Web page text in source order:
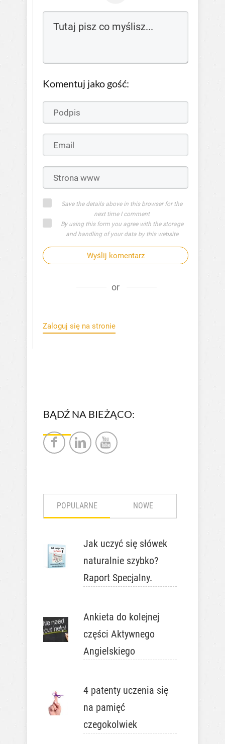
Komentuj jako gość:
Save the details above in this browser for the
next time I comment
By using this form you agree with the storage
and handling of your data by this website
Wyślij komentarz
or
Zaloguj się na stronie
BĄDŹ NA BIEŻĄCO:
POPULARNE NOWE
Jak uczyć się słówek
naturalnie szybko?
Raport Specjalny.
Ankieta do kolejnej
części Aktywnego
Angielskiego
4 patenty uczenia się
na pamięć
czegokolwiek